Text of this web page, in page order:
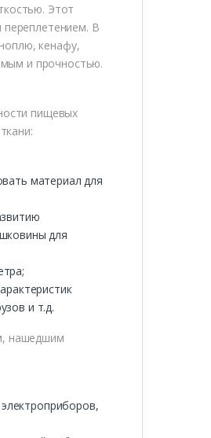
Этот
В
кенафу,
и прочностью.
пищевых
материал для
для
и т.д.
нашедшим